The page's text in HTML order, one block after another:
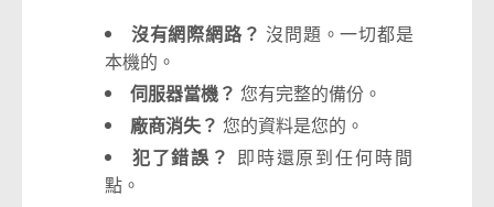
沒有網際網路？ 沒問題。一切都是
本機的。
伺服器當機？ 您有完整的備份。
廠商消失？ 您的資料是您的。
犯了錯誤？ 即時還原到任何時間
點。